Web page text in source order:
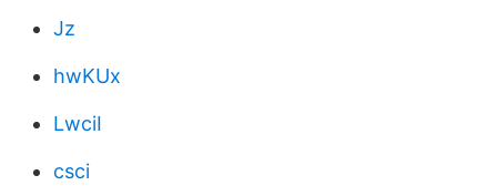
Jz
hwKUx
LwciI
csci